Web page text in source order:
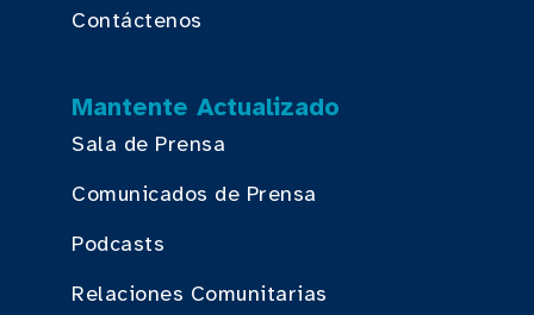
Contáctenos
Mantente Actualizado
Sala de Prensa
Comunicados de Prensa
Podcasts
Relaciones Comunitarias